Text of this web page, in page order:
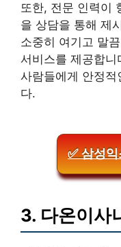
또한, 전문 인력이
을 상담을 통해 제
소중히 여기고 말
서비스를 제공합
사람들에게 안정적
다.
✅ 삼성
3. 다온이사